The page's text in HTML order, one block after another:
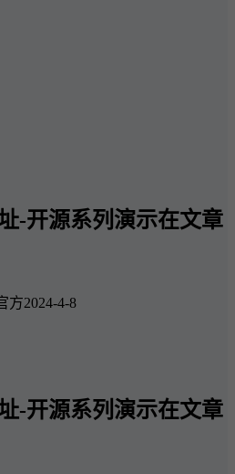
-开源系列演示在文章
方2024-4-8
-开源系列演示在文章